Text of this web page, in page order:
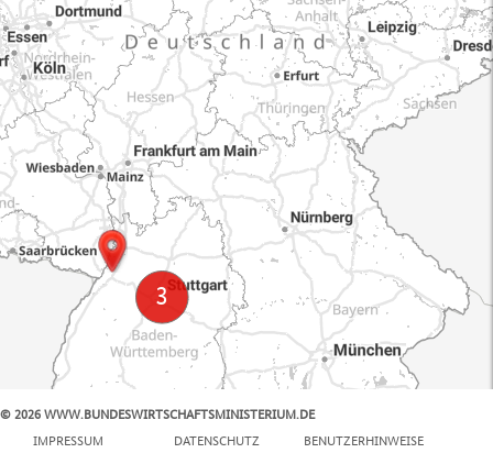
© 2026 WWW.BUNDESWIRTSCHAFTSMINISTERIUM.DE
IMPRESSUM
DATENSCHUTZ BENUTZERHINWEISE